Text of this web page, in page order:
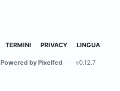
TERMINI PRIVACY LINGUA
Powered by Pixelfed · v0.12.7